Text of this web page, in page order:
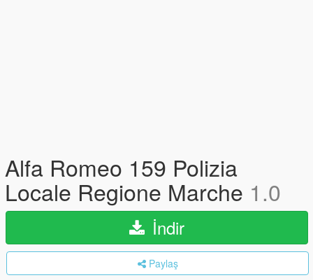
Alfa Romeo 159 Polizia
Locale Regione Marche 1.0
İndir
Paylaş